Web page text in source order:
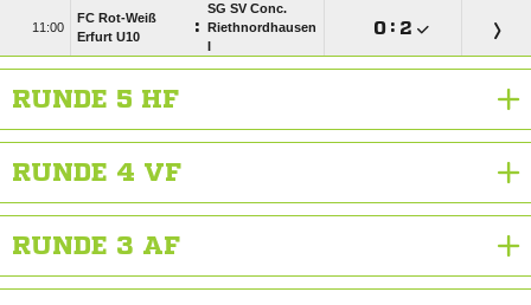

FC Rot-Weiß
Erfurt U10
:
SG SV Conc.
Riethnordhausen
I
 : 
RUNDE 5 HF
RUNDE 4 VF
RUNDE 3 AF